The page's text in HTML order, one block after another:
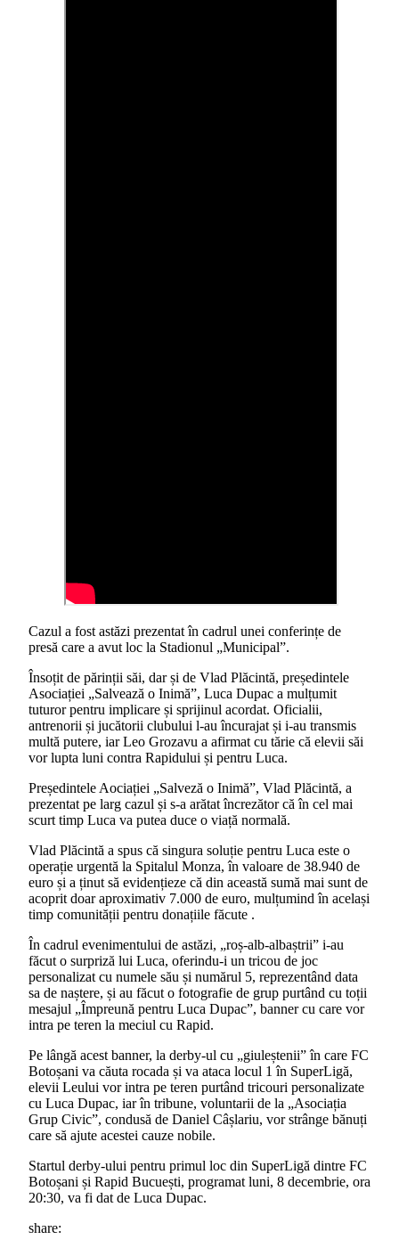
Cazul a fost astăzi prezentat în cadrul unei conferințe de
presă care a avut loc la Stadionul „Municipal”.
Însoțit de părinții săi, dar și de Vlad Plăcintă, președintele
Asociației „Salvează o Inimă”, Luca Dupac a mulțumit
tuturor pentru implicare și sprijinul acordat. Oficialii,
antrenorii și jucătorii clubului l-au încurajat și i-au transmis
multă putere, iar Leo Grozavu a afirmat cu tărie că elevii săi
vor lupta luni contra Rapidului și pentru Luca.
Președintele Aociației „Salveză o Inimă”, Vlad Plăcintă, a
prezentat pe larg cazul și s-a arătat încrezător că în cel mai
scurt timp Luca va putea duce o viață normală.
Vlad Plăcintă a spus că singura soluție pentru Luca este o
operație urgentă la Spitalul Monza, în valoare de 38.940 de
euro și a ținut să evidențieze că din această sumă mai sunt de
acoprit doar aproximativ 7.000 de euro, mulțumind în același
timp comunității pentru donațiile făcute .
În cadrul evenimentului de astăzi, „roș-alb-albaștrii” i-au
făcut o surpriză lui Luca, oferindu-i un tricou de joc
personalizat cu numele său și numărul 5, reprezentând data
sa de naștere, și au făcut o fotografie de grup purtând cu toții
mesajul „Împreună pentru Luca Dupac”, banner cu care vor
intra pe teren la meciul cu Rapid.
Pe lângă acest banner, la derby-ul cu „giuleștenii” în care FC
Botoșani va căuta rocada și va ataca locul 1 în SuperLigă,
elevii Leului vor intra pe teren purtând tricouri personalizate
cu Luca Dupac, iar în tribune, voluntarii de la „Asociația
Grup Civic”, condusă de Daniel Câșlariu, vor strânge bănuți
care să ajute acestei cauze nobile.
Startul derby-ului pentru primul loc din SuperLigă dintre FC
Botoșani și Rapid Bucuești, programat luni, 8 decembrie, ora
20:30, va fi dat de Luca Dupac.
share: